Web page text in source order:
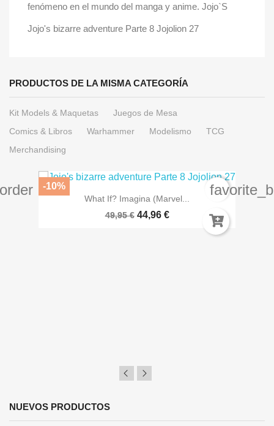
fenómeno en el mundo del manga y anime. Jojo`S
Jojo's bizarre adventure Parte 8 Jojolion 27
PRODUCTOS DE LA MISMA CATEGORÍA
Kit Models & Maquetas
Juegos de Mesa
Comics & Libros
Warhammer Modelismo
TCG
Merchandising
What If? Imagina (Marvel...
49,95 € 44,96 €
-10%
NUEVOS PRODUCTOS